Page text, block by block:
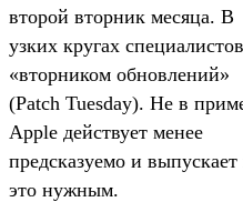
второй вторник месяца. В
узких кругах
«вторником обновлений»
(Patch Tuesday). Не в
Apple действует менее
предсказуемо и выпускает
это нужным.